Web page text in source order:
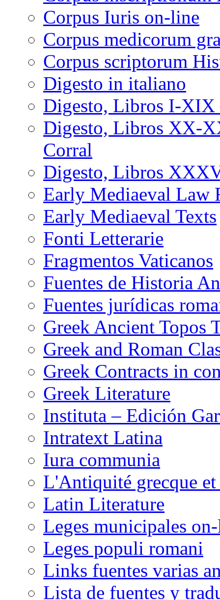
Corpus Iuris on-line
Corpus medicorum
Corpus scriptorum
Digesto in italiano
Digesto, Libros I-XIX
Digesto, Libros XX-
Corral
Digesto, Libros
Early Mediaeval Law
Early Mediaeval Texts
Fonti Letterarie
Fragmentos Vaticanos
Fuentes de Historia
Fuentes jurídicas
Greek Ancient Topos
Greek and Roman
Greek Contracts in
Greek Literature
Instituta – Edición
Intratext Latina
Iura communia
L'Antiquité grecque
Latin Literature
Leges municipales
Leges populi romani
Links fuentes varias
Lista de fuentes y